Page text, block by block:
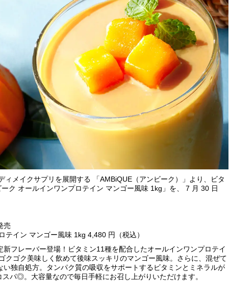
ィメイクサプリを展開する 「AMBiQUE（アンビーク）」より、ビタ
ク オールインワンプロテイン マンゴー風味 1kg」を、 7 月 30 日
売
テイン マンゴー風味 1kg 4,480 円（税込）
新フレーバー登場！ビタミン11種を配合したオールインワンプロテイ
クゴク美味しく飲めて後味スッキリのマンゴー風味。さらに、混ぜて
い独自処方。タンパク質の吸収をサポートするビタミンとミネラルが
パ◎。大容量なので毎日手軽にお召し上がりいただけます。